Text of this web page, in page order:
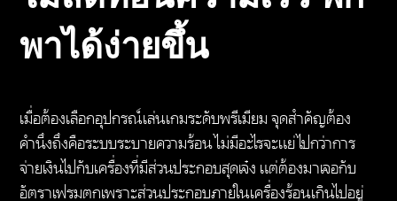
M.2 SSD
Windows 11
หน้าจอ
พาได้ง่ายขึ้น
เมื่อต้องเลือกอุปกรณ์เล่นเกมระดับพรีเมียม จุดสำคัญต้อง
คำนึงถึงคือระบบระบายความร้อน ไม่มีอะไรจะแย่ไปกว่าการ
จ่ายเงินไปกับเครื่องที่มีส่วนประกอบสุดเจ๋ง แต่ต้องมาเจอกับ
อัตราเฟรมตกเพราะส่วนประกอบภายในเครื่องร้อนเกินไปอยู่